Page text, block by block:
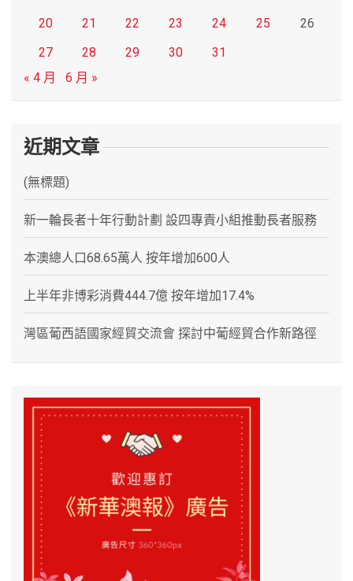
20
21 22 23 24 25
26
27
28 29 30
31
« 4 月
6 月 »
近期文章
(無標題)
新一輪長者十年行動計劃 設四專責小組推動長者服務
本澳總人口68.65萬人 按年增加600人
上半年非博彩消費444.7億 按年增加17.4%
灣區葡西語國家經貿交流會 探討中葡經貿合作新路徑